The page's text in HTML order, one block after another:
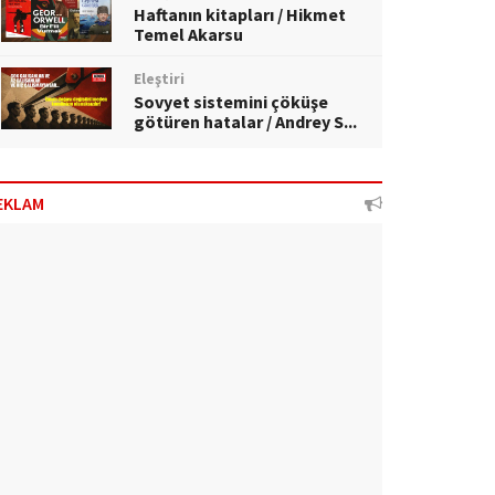
Haftanın kitapları / Hikmet
Temel Akarsu
Eleştiri
Sovyet sistemini çöküşe
götüren hatalar / Andrey S...